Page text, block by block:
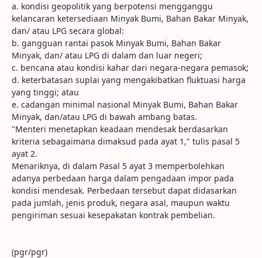
a. kondisi geopolitik yang berpotensi mengganggu
kelancaran ketersediaan Minyak Bumi, Bahan Bakar Minyak,
dan/ atau LPG secara global:
b. gangguan rantai pasok Minyak Bumi, Bahan Bakar
Minyak, dan/ atau LPG di dalam dan luar negeri;
c. bencana atau kondisi kahar dari negara-negara pemasok;
d. keterbatasan suplai yang mengakibatkan fluktuasi harga
yang tinggi; atau
e. cadangan minimal nasional Minyak Bumi, Bahan Bakar
Minyak, dan/atau LPG di bawah ambang batas.
"Menteri menetapkan keadaan mendesak berdasarkan
kriteria sebagaimana dimaksud pada ayat 1," tulis pasal 5
ayat 2.
Menariknya, di dalam Pasal 5 ayat 3 memperbolehkan
adanya perbedaan harga dalam pengadaan impor pada
kondisi mendesak. Perbedaan tersebut dapat didasarkan
pada jumlah, jenis produk, negara asal, maupun waktu
pengiriman sesuai kesepakatan kontrak pembelian.
(pgr/pgr)